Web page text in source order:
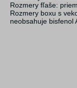
Rozmery fľaše:
Rozmery boxu s
neobsahuje bisfenol